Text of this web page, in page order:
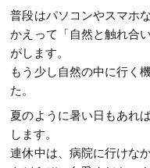
普段はパソコンやスマホ
かえって「自然と触れ合
がします。
もう少し自然の中に行く
た。
夏のように暑い日もあれ
します。
連休中は、病院に行けな